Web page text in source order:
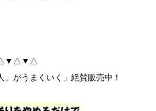
がうまくいく」絶賛販売中！